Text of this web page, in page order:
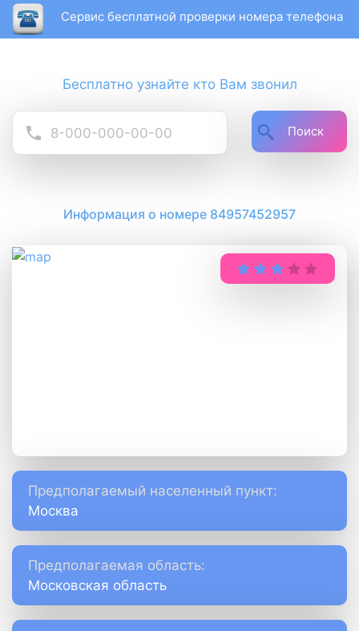
Сервис бесплатной проверки номера телефона
Бесплатно узнайте кто Вам звонил
Поиск
Информация о номере 84957452957
Предполагаемый населенный пункт:
Москва
Предполагаемая область:
Московская область